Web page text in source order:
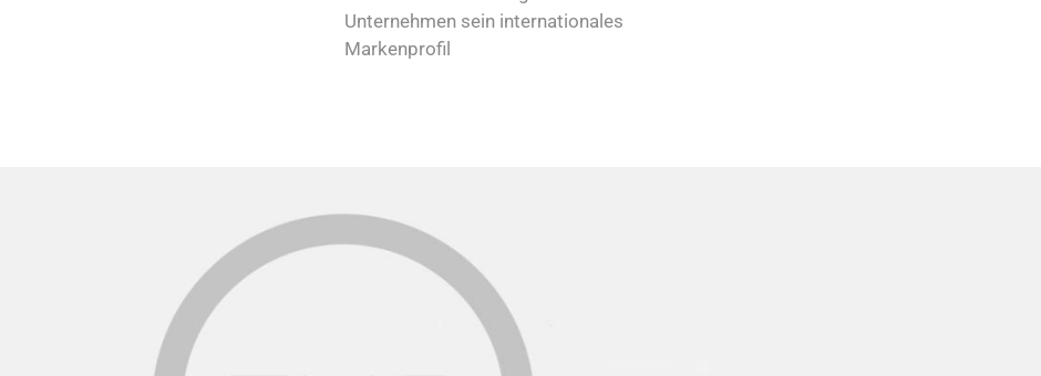
Unternehmen sein internationales
Markenprofil